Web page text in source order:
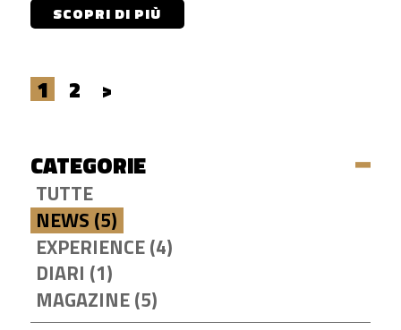
SCOPRI DI PIÙ
1 2 >
CATEGORIE
TUTTE
NEWS (5)
EXPERIENCE (4)
DIARI (1)
MAGAZINE (5)